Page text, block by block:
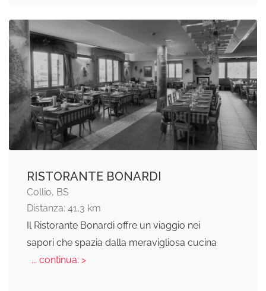
RISTORANTE BONARDI
Collio, BS
Distanza: 41,3 km
Il Ristorante Bonardi offre un viaggio nei
sapori che spazia dalla meravigliosa cucina
... continua: >